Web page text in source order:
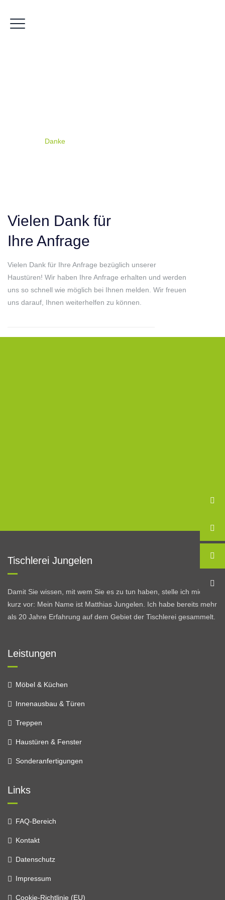
Danke
Vielen Dank für
Ihre Anfrage
Vielen Dank für Ihre Anfrage bezüglich unserer
Haustüren! Wir haben Ihre Anfrage erhalten und werden
uns so schnell wie möglich bei Ihnen melden. Wir freuen
uns darauf, Ihnen weiterhelfen zu können.
Tischlerei Jungelen
Damit Sie wissen, mit wem Sie es zu tun haben, stelle ich mich
kurz vor: Mein Name ist Matthias Jungelen. Ich habe bereits mehr
als 20 Jahre Erfahrung auf dem Gebiet der Tischlerei gesammelt.
Leistungen
Möbel & Küchen
Innenausbau & Türen
Treppen
Haustüren & Fenster
Sonderanfertigungen
Links
FAQ-Bereich
Kontakt
Datenschutz
Impressum
Cookie-Richtlinie (EU)